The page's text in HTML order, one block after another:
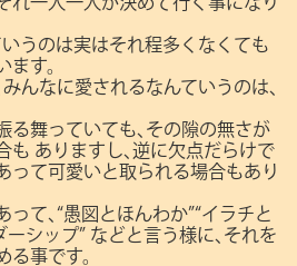
うのは実はそれ程多くなくても
ます。
んなに愛されるなんていうのは､
る舞っていても､その隙の無さが
も ありますし､逆に欠点だらけで
って可愛いと取られる場合もあり
て､“愚図とほんわか”“イラチと
ーシップ” などと言う様に､それを
る事です。